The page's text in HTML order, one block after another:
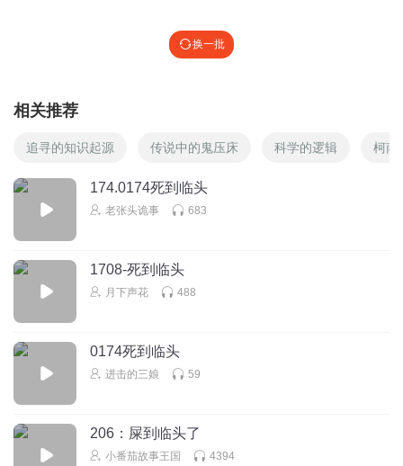
换一批
相关推荐
追寻的知识起源 传说中的鬼压床 科学的逻辑 柯南
174.0174死到临头
老张头诡事 683
1708-死到临头
月下声花 488
0174死到临头
进击的三娘 59
206：屎到临头了
小番茄故事王国 4394